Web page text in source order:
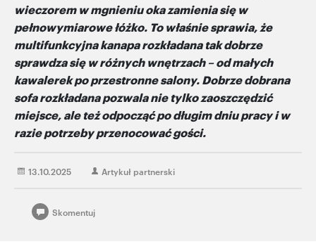
wieczorem w mgnieniu oka zamienia się w
pełnowymiarowe łóżko. To właśnie sprawia, że
multifunkcyjna kanapa rozkładana tak dobrze
sprawdza się w różnych wnętrzach – od małych
kawalerek po przestronne salony. Dobrze dobrana
sofa rozkładana pozwala nie tylko zaoszczędzić
miejsce, ale też odpocząć po długim dniu pracy i w
razie potrzeby przenocować gości.
13.10.2025 Artykuł partnerski
Skomentuj